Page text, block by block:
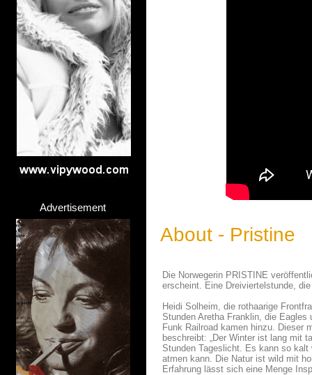
Advertisement
About - Pristine
Die Norwegerin PRISTINE
erscheint. Eine Dreiviertelstunde,
Heidi Solheim, die rothaarige
Stunden Aretha Franklin, die
Funk Railroad kamen hinzu. Dieser
beschreibt: „Der Winter ist lang mit
Stunden Tageslicht. Es kann so
atmen kann. Die Natur ist wild mit
Erfahrung lässt sich eine Menge